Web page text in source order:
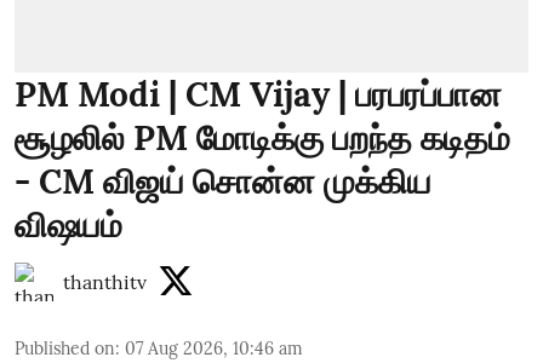
PM Modi | CM Vijay | பரபரப்பான
சூழலில் PM மோடிக்கு பறந்த கடிதம்
- CM விஜய் சொன்ன முக்கிய
விஷயம்
thanthitv
Published on: 07 Aug 2026, 10:46 am